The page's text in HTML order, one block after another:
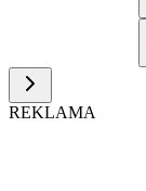
REKLAMA